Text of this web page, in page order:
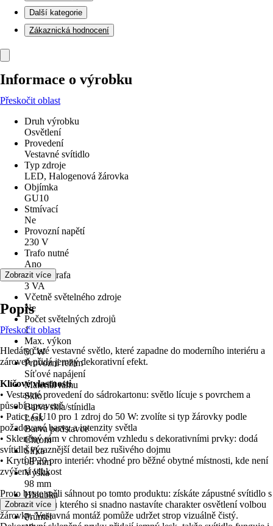
Další kategorie
Zákaznická hodnocení
Informace o výrobku
Přeskočit oblast
Druh výrobku
Osvětlení
Provedení
Vestavné svítidlo
Typ zdroje
LED, Halogenová žárovka
Objímka
GU10
Stmívací
Ne
Provozní napětí
230 V
Trafo nutné
Ano
Výkon trafa
3 VA
Včetně světelného zdroje
Ne
Počet světelných zdrojů
1
Max. výkon
50 W
Provozní režim
Síťové napájení
Materiál rámu
Sklo
Barva skla/stínidla
Lesk
Barva podstavce
Chrom
Šířka
98 mm
Výška
98 mm
Hloubka
10 mm
Průměr
Zobrazit více
Popis
Přeskočit oblast
Hledáte čisté vestavné světlo, které zapadne do moderního interiéru a
zároveň přidá jemný dekorativní efekt.
Klíčové vlastnosti
• Vestavné provedení do sádrokartonu: světlo lícuje s povrchem a
působí upraveně
• Patice GU10 pro 1 zdroj do 50 W: zvolíte si typ žárovky podle
požadované barvy a intenzity světla
• Skleněný rám v chromovém vzhledu s dekorativními prvky: dodá
svítidlu výraznější detail bez rušivého dojmu
• Krytí IP20 pro interiér: vhodné pro běžné obytné místnosti, kde není
zvýšená vlhkost
Proto byste měli sáhnout po tomto produktu: získáte zápustné svítidlo s
paticí GU10, u kterého si snadno nastavíte charakter osvětlení volbou
žárovky. Vestavná montáž pomůže udržet strop vizuálně čistý.
Zobrazit více